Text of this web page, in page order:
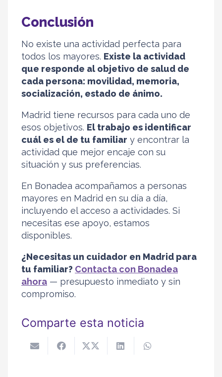
Conclusión
No existe una actividad perfecta para
todos los mayores. Existe la actividad
que responde al objetivo de salud de
cada persona: movilidad, memoria,
socialización, estado de ánimo.
Madrid tiene recursos para cada uno de
esos objetivos. El trabajo es identificar
cuál es el de tu familiar y encontrar la
actividad que mejor encaje con su
situación y sus preferencias.
En Bonadea acompañamos a personas
mayores en Madrid en su día a día,
incluyendo el acceso a actividades. Si
necesitas ese apoyo, estamos
disponibles.
¿Necesitas un cuidador en Madrid para
tu familiar? Contacta con Bonadea
ahora — presupuesto inmediato y sin
compromiso.
Comparte esta noticia